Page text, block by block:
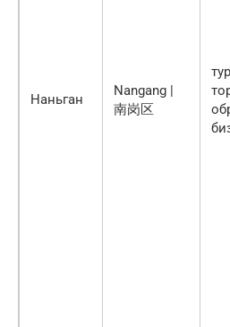
Наньган
Nangang |
南岗区